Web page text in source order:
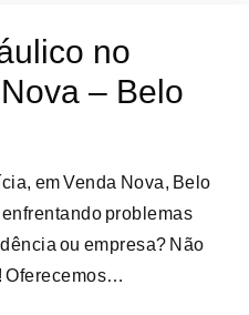
no
– Belo
em Venda Nova, Belo
problemas
ou empresa? Não
Oferecemos…